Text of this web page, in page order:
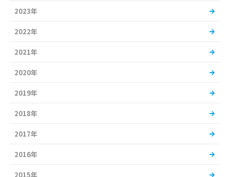
2023年
2022年
2021年
2020年
2019年
2018年
2017年
2016年
2015年